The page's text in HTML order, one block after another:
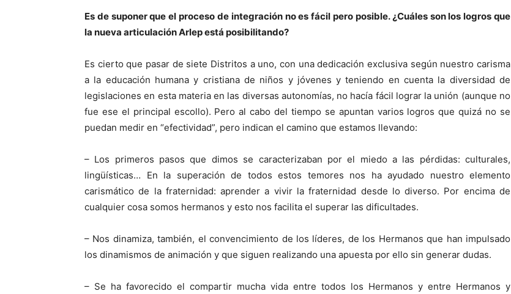
Es de suponer que el proceso de integración no es fácil pero posible. ¿Cuáles son los logros que
la nueva articulación Arlep está posibilitando?
Es cierto que pasar de siete Distritos a uno, con una dedicación exclusiva según nuestro carisma
a la educación humana y cristiana de niños y jóvenes y teniendo en cuenta la diversidad de
legislaciones en esta materia en las diversas autonomías, no hacía fácil lograr la unión (aunque no
fue ese el principal escollo). Pero al cabo del tiempo se apuntan varios logros que quizá no se
puedan medir en “efectividad”, pero indican el camino que estamos llevando:
– Los primeros pasos que dimos se caracterizaban por el miedo a las pérdidas: culturales,
lingüísticas… En la superación de todos estos temores nos ha ayudado nuestro elemento
carismático de la fraternidad: aprender a vivir la fraternidad desde lo diverso. Por encima de
cualquier cosa somos hermanos y esto nos facilita el superar las dificultades.
– Nos dinamiza, también, el convencimiento de los líderes, de los Hermanos que han impulsado
los dinamismos de animación y que siguen realizando una apuesta por ello sin generar dudas.
– Se ha favorecido el compartir mucha vida entre todos los Hermanos y entre Hermanos y